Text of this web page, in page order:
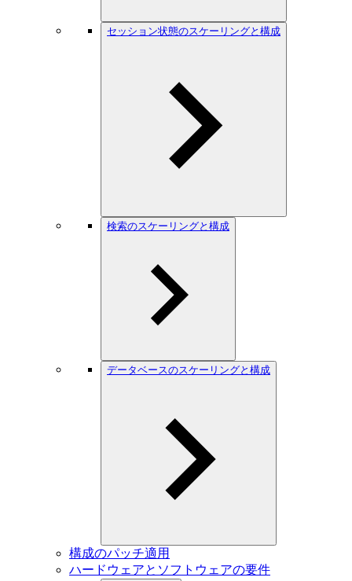
セッション状態のスケーリングと構成
検索のスケーリングと構成
データベースのスケーリングと構成
構成のパッチ適用
ハードウェアとソフトウェアの要件